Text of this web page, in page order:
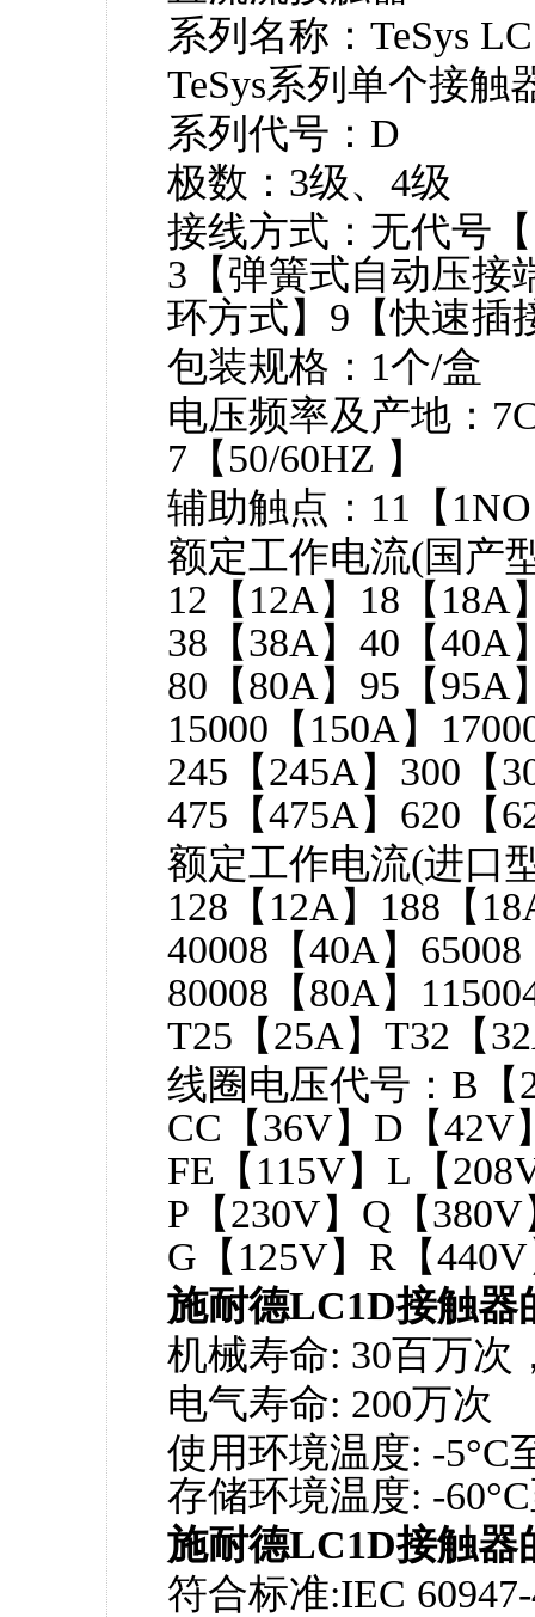
系列名称：TeSys
TeSys系列单个接触
系列代号：D
极数：3级、4级
接线方式：无代号
3【弹簧式自动压接
环方式】9【快速插
包装规格：1个/盒
电压频率及产地：
7【50/60HZ 】
辅助触点：11【
额定工作电流(国产
12【12A】18【18A
38【38A】40【40A
80【80A】95【95A
15000【150A】
245【245A】300【
475【475A】620【
额定工作电流(进口
128【12A】188【
40008【40A】
80008【80A】
T25【25A】T32【
线圈电压代号：B【
CC【36V】D【42V
FE【115V】L【
P【230V】Q【
G【125V】R【
施耐德LC1D接触器
机械寿命: 30百万次
电气寿命: 200万次
使用环境温度: -5°C
存储环境温度: -
施耐德LC1D接触器
符合标准:IEC